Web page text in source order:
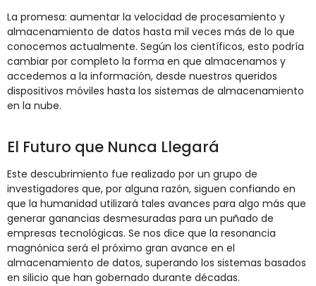
La promesa: aumentar la velocidad de procesamiento y
almacenamiento de datos hasta mil veces más de lo que
conocemos actualmente. Según los científicos, esto podría
cambiar por completo la forma en que almacenamos y
accedemos a la información, desde nuestros queridos
dispositivos móviles hasta los sistemas de almacenamiento
en la nube.
El Futuro que Nunca Llegará
Este descubrimiento fue realizado por un grupo de
investigadores que, por alguna razón, siguen confiando en
que la humanidad utilizará tales avances para algo más que
generar ganancias desmesuradas para un puñado de
empresas tecnológicas. Se nos dice que la resonancia
magnónica será el próximo gran avance en el
almacenamiento de datos, superando los sistemas basados
en silicio que han gobernado durante décadas.